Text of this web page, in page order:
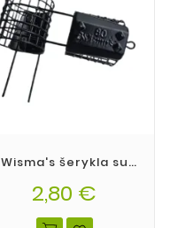
Wisma's šerykla su
39*40mm
2,80 €